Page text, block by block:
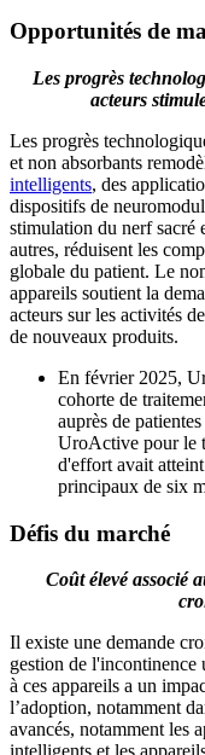
Opportunités de
Les progrès
acteurs
Les progrès
et non absorbants
intelligents, des
dispositifs de
stimulation du nerf sacré
autres, réduisent les
globale du patient. Le
appareils soutient la
acteurs sur les activités
de nouveaux produits.
En février 2025,
cohorte de
auprès de
UroActive pour le
d'effort avait
principaux de six
Défis du marché
Coût élevé associé
Il existe une demande
gestion de l'incontinence
à ces appareils a un
l’adoption, notamment
avancés, notamment les